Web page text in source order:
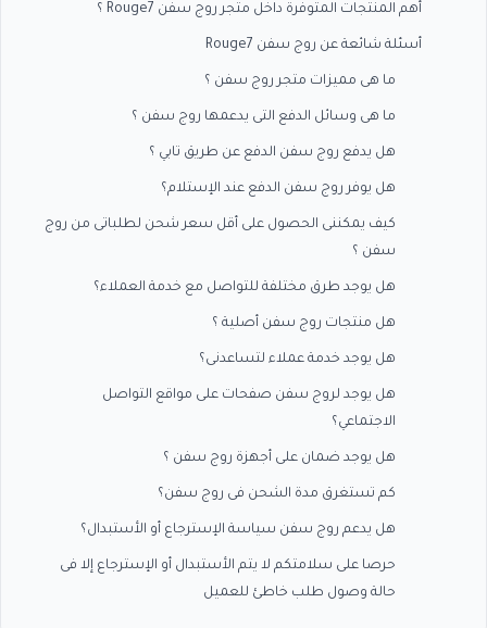
أهم المنتجات المتوفرة داخل متجر روج سفن Rouge7 ؟
أسئلة شائعة عن روج سفن Rouge7
ما هى مميزات متجر روج سفن ؟
ما هى وسائل الدفع التى يدعمها روج سفن ؟
هل يدفع روج سفن الدفع عن طريق تابي ؟
هل يوفر روج سفن الدفع عند الإستلام؟
كيف يمكننى الحصول على أقل سعر شحن لطلباتى من روج
سفن ؟
هل يوجد طرق مختلفة للتواصل مع خدمة العملاء؟
هل منتجات روج سفن أصلية ؟
هل يوجد خدمة عملاء لتساعدنى؟
هل يوجد لروج سفن صفحات على مواقع التواصل
الاجتماعي؟
هل يوجد ضمان على أجهزة روج سفن ؟
كم تستغرق مدة الشحن فى روج سفن؟
هل يدعم روج سفن سياسة الإسترجاع أو الأستبدال؟
حرصا على سلامتكم لا يتم الأستبدال أو الإسترجاع إلا فى
حالة وصول طلب خاطئ للعميل